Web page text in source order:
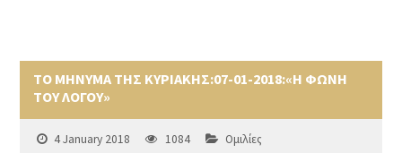
ΤΟ ΜΗΝΥΜΑ ΤΗΣ ΚΥΡΙΑΚΗΣ:07-01-2018:«Η ΦΩΝΗ
ΤΟΥ ΛΟΓΟΥ»
4 January 2018 1084 Ομιλίες